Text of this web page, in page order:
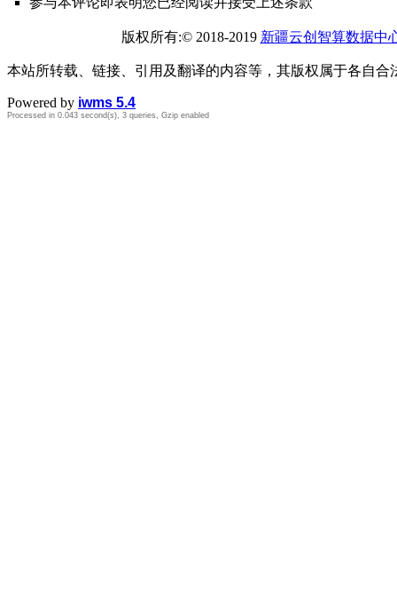
版权所有:© 2018-2019 新疆云创智算数据中
本站所转载、链接、引用及翻译的内容等，其版权属于各自合
Powered by iwms 5.4
Processed in 0.043 second(s), 3 queries, Gzip enabled